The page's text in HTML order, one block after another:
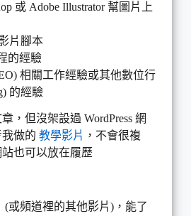
或 Adobe Illustrator 幫圖片上
片腳本
的經驗
相關工作經驗或其他數位行
的經驗
，但沒架設過 WordPress 網
做的 教學影片 ，不會很複
也可以放在履歷
或頻道裡的其他影片)，能了